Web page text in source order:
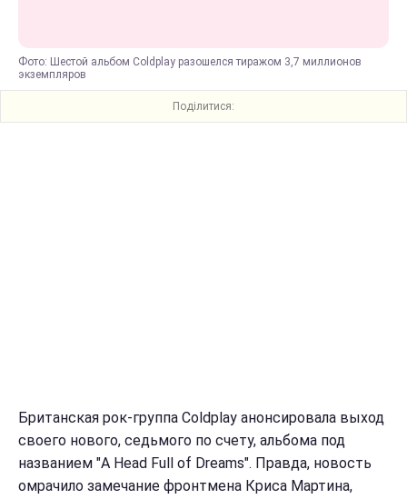
Фото: Шестой альбом Coldplay разошелся тиражом 3,7 миллионов
экземпляров
Поділитися:
Британская рок-группа Coldplay анонсировала выход
своего нового, седьмого по счету, альбома под
названием "A Head Full of Dreams". Правда, новость
омрачило замечание фронтмена Криса Мартина,